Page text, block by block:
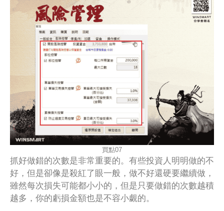
買點07
抓好做錯的次數是非常重要的。有些投資人明明做的不
好，但是卻像是殺紅了眼一般，做不好還硬要繼續做，
雖然每次損失可能都小小的，但是只要做錯的次數越積
越多，你的虧損金額也是不容小覷的。